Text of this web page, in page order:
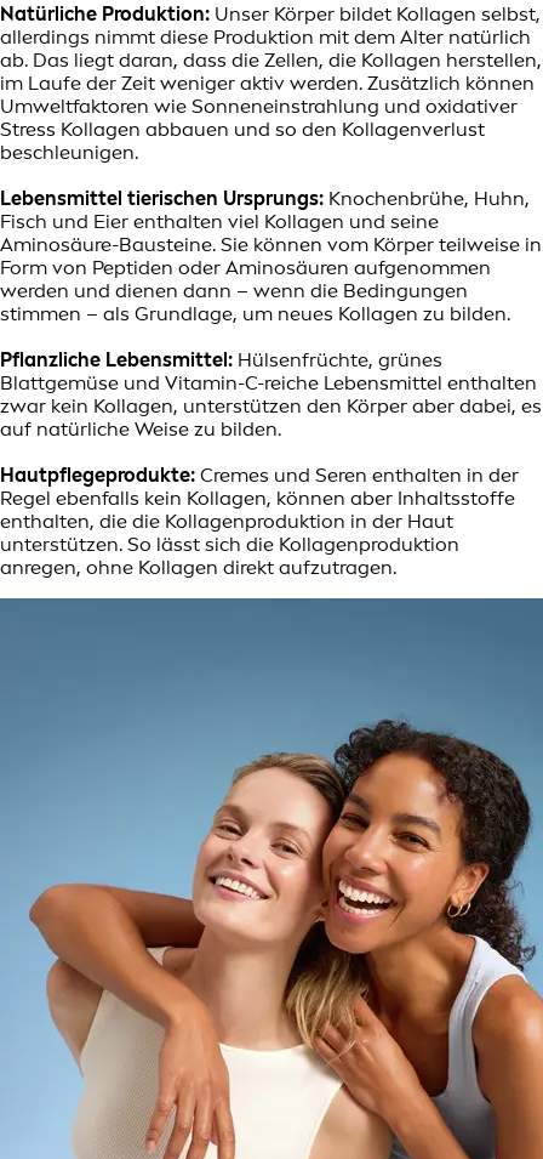
Natürliche Produktion: Unser Körper bildet Kollagen selbst,
allerdings nimmt diese Produktion mit dem Alter natürlich
ab. Das liegt daran, dass die Zellen, die Kollagen herstellen,
im Laufe der Zeit weniger aktiv werden. Zusätzlich können
Umweltfaktoren wie Sonneneinstrahlung und oxidativer
Stress Kollagen abbauen und so den Kollagenverlust
beschleunigen.
Lebensmittel tierischen Ursprungs: Knochenbrühe, Huhn,
Fisch und Eier enthalten viel Kollagen und seine
Aminosäure-Bausteine. Sie können vom Körper teilweise in
Form von Peptiden oder Aminosäuren aufgenommen
werden und dienen dann – wenn die Bedingungen
stimmen – als Grundlage, um neues Kollagen zu bilden.
Pflanzliche Lebensmittel: Hülsenfrüchte, grünes
Blattgemüse und Vitamin-C-reiche Lebensmittel enthalten
zwar kein Kollagen, unterstützen den Körper aber dabei, es
auf natürliche Weise zu bilden.
Hautpflegeprodukte: Cremes und Seren enthalten in der
Regel ebenfalls kein Kollagen, können aber Inhaltsstoffe
enthalten, die die Kollagenproduktion in der Haut
unterstützen. So lässt sich die Kollagenproduktion
anregen, ohne Kollagen direkt aufzutragen.